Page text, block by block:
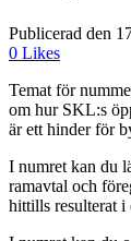
Publicerad den
0 Likes
Temat för
om hur SKL:s
är ett hinder för
I numret kan du
ramavtal och
hittills resulterat i